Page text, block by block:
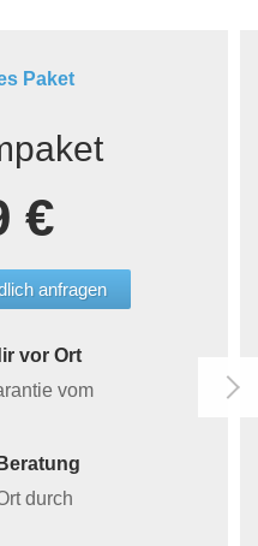
Paket
€
anfragen
vor Ort
vom
durch